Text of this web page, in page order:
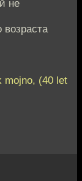
не
возраста
mojno, (40 let